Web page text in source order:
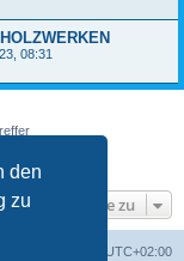
den
zu
08:31
Gehe zu
UTC+02:00